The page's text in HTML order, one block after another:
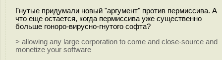
Гнутые придумали новый "аргумент" против пермиссива. А
что еще остается, когда пермиссива уже существенно
больше гоноро-вирусно-гнутого софта?
> allowing any large corporation to come and close-source and
monetize your software